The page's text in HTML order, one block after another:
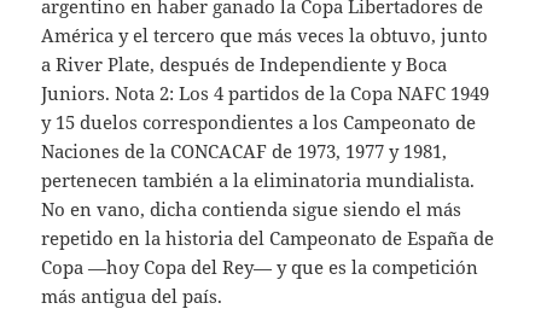
argentino en haber ganado la Copa Libertadores de
América y el tercero que más veces la obtuvo, junto
a River Plate, después de Independiente y Boca
Juniors. Nota 2: Los 4 partidos de la Copa NAFC 1949
y 15 duelos correspondientes a los Campeonato de
Naciones de la CONCACAF de 1973, 1977 y 1981,
pertenecen también a la eliminatoria mundialista.
No en vano, dicha contienda sigue siendo el más
repetido en la historia del Campeonato de España de
Copa —hoy Copa del Rey— y que es la competición
más antigua del país.